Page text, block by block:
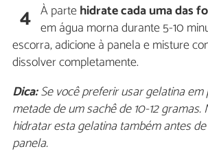
4 À partehidrate cada uma das
em água morna durante 5-10
escorra, adicione à panela e misture
dissolver completamente.
Dica:Se você preferir usar gelatina em
metade de um sachê de 10-12 gramas.
hidratar esta gelatina também antes
panela.